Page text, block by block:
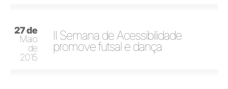
27 de
Maio
de
2015
II Semana de Acessibilidade
promove futsal e dança